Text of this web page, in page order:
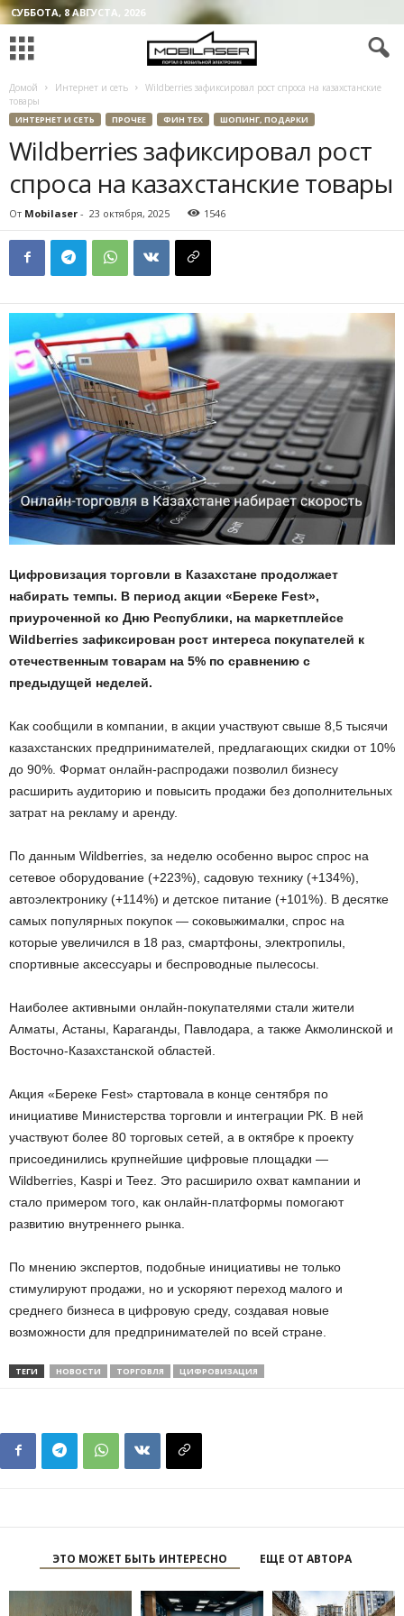
СУББОТА, 8 АВГУСТА, 2026
Домой Интернет и сеть
Wildberries зафиксировал рост спроса на казахстанские
товары
ИНТЕРНЕТ И СЕТЬ ПРОЧЕЕ ФИН ТЕХ ШОПИНГ, ПОДАРКИ
Wildberries зафиксировал рост
спроса на казахстанские товары
От Mobilaser - 23 октября, 2025 1546
Цифровизация торговли в Казахстане продолжает
набирать темпы. В период акции «Береке Fest»,
приуроченной ко Дню Республики, на маркетплейсе
Wildberries зафиксирован рост интереса покупателей к
отечественным товарам на 5% по сравнению с
предыдущей неделей.
Как сообщили в компании, в акции участвуют свыше 8,5 тысячи
казахстанских предпринимателей, предлагающих скидки от 10%
до 90%. Формат онлайн-распродажи позволил бизнесу
расширить аудиторию и повысить продажи без дополнительных
затрат на рекламу и аренду.
По данным Wildberries, за неделю особенно вырос спрос на
сетевое оборудование (+223%), садовую технику (+134%),
автоэлектронику (+114%) и детское питание (+101%). В десятке
самых популярных покупок — соковыжималки, спрос на
которые увеличился в 18 раз, смартфоны, электропилы,
спортивные аксессуары и беспроводные пылесосы.
Наиболее активными онлайн-покупателями стали жители
Алматы, Астаны, Караганды, Павлодара, а также Акмолинской и
Восточно-Казахстанской областей.
Акция «Береке Fest» стартовала в конце сентября по
инициативе Министерства торговли и интеграции РК. В ней
участвуют более 80 торговых сетей, а в октябре к проекту
присоединились крупнейшие цифровые площадки —
Wildberries, Kaspi и Teez. Это расширило охват кампании и
стало примером того, как онлайн-платформы помогают
развитию внутреннего рынка.
По мнению экспертов, подобные инициативы не только
стимулируют продажи, но и ускоряют переход малого и
среднего бизнеса в цифровую среду, создавая новые
возможности для предпринимателей по всей стране.
ТЕГИ НОВОСТИ ТОРГОВЛЯ ЦИФРОВИЗАЦИЯ
ЭТО МОЖЕТ БЫТЬ ИНТЕРЕСНО ЕЩЕ ОТ АВТОРА